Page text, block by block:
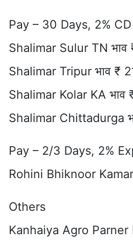
Pay – 30 Days, 2%
Shalimar Sulur TN भाव
Shalimar Tripur भाव ₹
Shalimar Kolar KA भाव
Shalimar Chittadurga
Pay – 2/3 Days, 2%
Rohini Bhiknoor
Others
Kanhaiya Agro Parner